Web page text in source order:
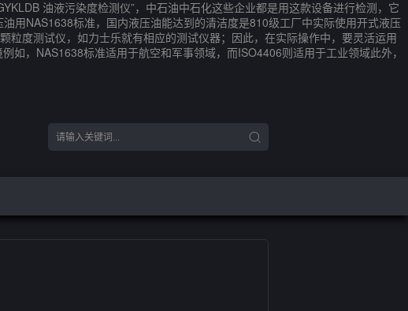
油液污染度检测仪”，中石油中石化这些企业都是用这款设备进行检测，它
用NAS1638标准，国内液压油能达到的清洁度是810级工厂中实际使用开式液压
度测试仪，如力士乐就有相应的测试仪器；因此，在实际操作中，要灵活运用
，NAS1638标准适用于航空和军事领域，而ISO4406则适用于工业领域此外，